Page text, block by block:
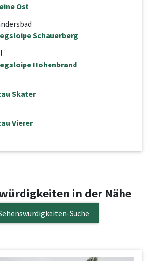
Ost
Schauerberg
Hohenbrand
Skater
Vierer
in der Nähe
Suche